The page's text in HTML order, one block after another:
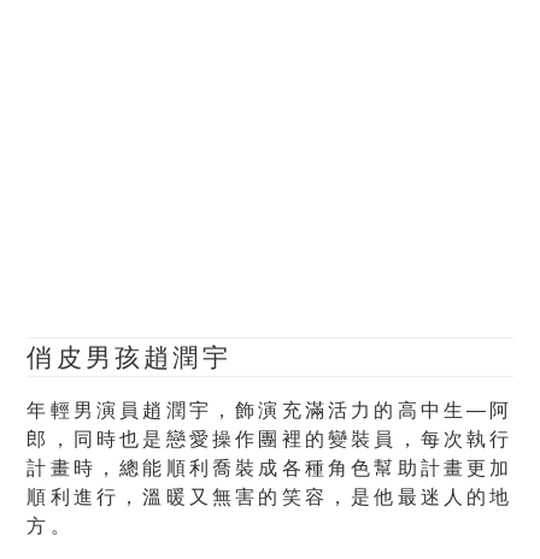
俏皮男孩趙潤宇
年輕男演員趙潤宇，飾演充滿活力的高中生—阿
郎，同時也是戀愛操作團裡的變裝員，每次執行
計畫時，總能順利喬裝成各種角色幫助計畫更加
順利進行，溫暖又無害的笑容，是他最迷人的地
方。